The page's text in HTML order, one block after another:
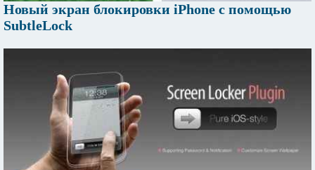
Новый экран блокировки iPhone с помощью
SubtleLock